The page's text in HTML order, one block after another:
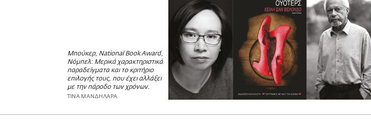
Μπούκερ, National Book Award,
Νόμπελ: Μερικά χαρακτηριστικά
παραδείγματα και το κριτήριο
επιλογής τους, που έχει αλλάξει
με την πάροδο των χρόνων.
ΤΙΝΑ ΜΑΝΔΗΛΑΡΑ